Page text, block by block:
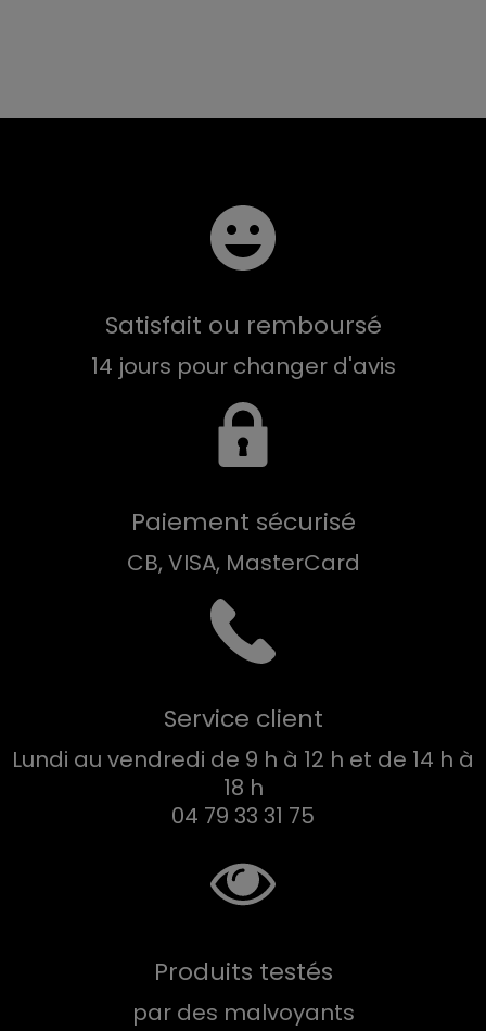
Satisfait ou remboursé
14 jours pour changer d'avis
Paiement sécurisé
CB, VISA, MasterCard
Service client
Lundi au vendredi de 9 h à 12 h et de 14 h à
18 h
04 79 33 31 75
Produits testés
par des malvoyants